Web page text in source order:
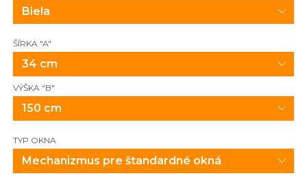
Biela
ŠÍRKA "A"
34 cm
VÝŠKA "B"
150 cm
TYP OKNA
Mechanizmus pre štandardné okná